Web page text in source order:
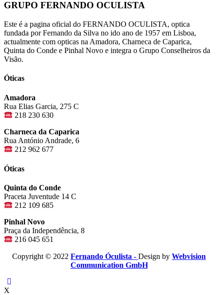
GRUPO FERNANDO OCULISTA
Este é a pagina oficial do FERNANDO OCULISTA, optica
fundada por Fernando da Silva no ido ano de 1957 em Lisboa,
actualmente com opticas na Amadora, Charneca de Caparica,
Quinta do Conde e Pinhal Novo e integra o Grupo Conselheiros da
Visão.
Óticas
Amadora
Rua Elias Garcia, 275 C
218 230 630
Charneca da Caparica
Rua António Andrade, 6
212 962 677
Óticas
Quinta do Conde
Praceta Juventude 14 C
212 109 685
Pinhal Novo
Praça da Independência, 8
216 045 651
Copyright © 2022 Fernando Óculista - Design by Webvision
Communication GmbH
X